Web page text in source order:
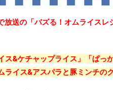
放送の「バズる！オムライスレ
ス&ケチャップライス」「ぱっ
イス&アスパラと豚ミンチの